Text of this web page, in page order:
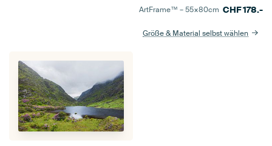
ArtFrame™ –55×80cm CHF178.-
Größe & Material selbst wählen